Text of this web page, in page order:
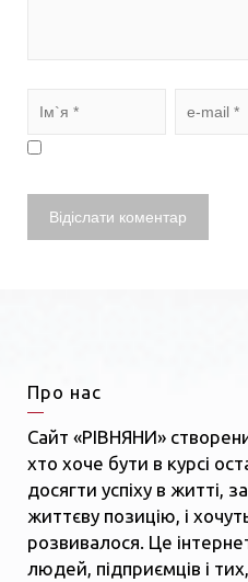
Про нас
Сайт «РІВНЯНИ»
хто хоче бути в курсі
досягти успіху в житті,
життєву позицію, і
розвивалося. Це
людей, підприємців і